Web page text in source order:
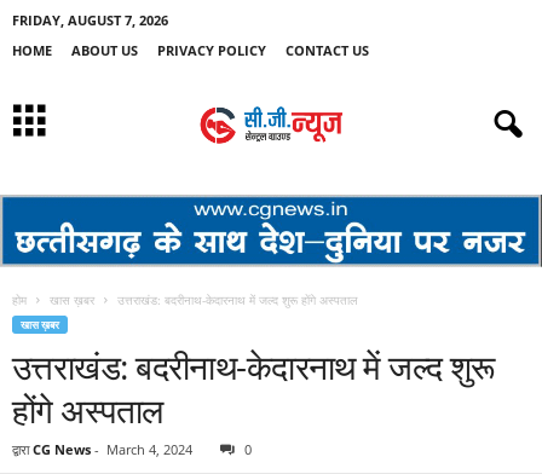
FRIDAY, AUGUST 7, 2026
HOME
ABOUT US PRIVACY POLICY CONTACT US
होम खास ख़बर उत्तराखंड: बदरीनाथ-केदारनाथ में जल्द शुरू होंगे अस्पताल
खास ख़बर
उत्तराखंड: बदरीनाथ-केदारनाथ में जल्द शुरू
होंगे अस्पताल
द्वारा CG News - March 4, 2024 0